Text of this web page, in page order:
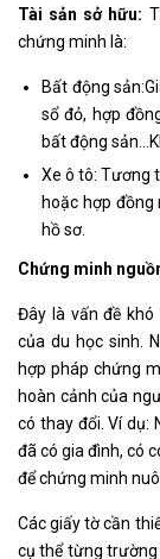
Tài sản sở hữu:
chứng minh là:
Bất động
sổ đỏ, hợp
bất động
Xe ô tô: Tương
hoặc hợp
hồ sơ.
Chứng minh
Đây là vấn đề
của du học sinh.
hợp pháp chứng
hoàn cảnh của
có thay đổi. Ví dụ:
đã có gia đình, có
để chứng minh
Các giấy tờ cần
cụ thể từng